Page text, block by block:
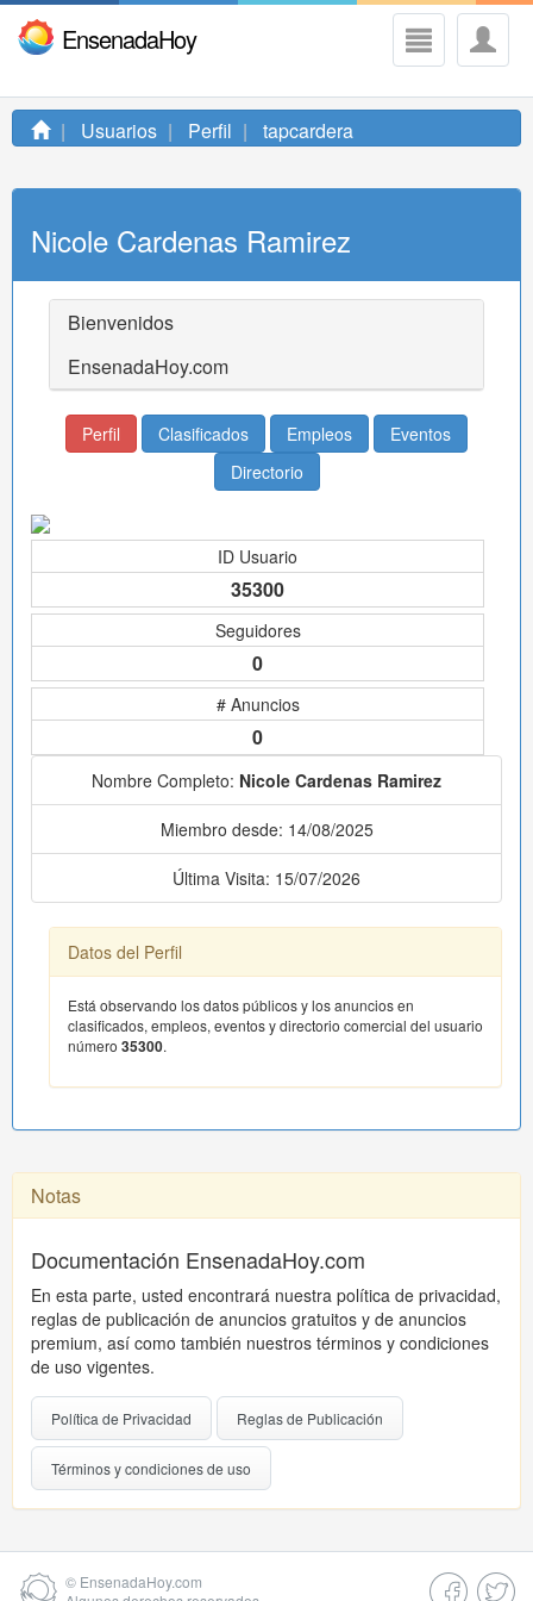
EnsenadaHoy
Usuarios Perfil tapcardera
Nicole Cardenas Ramirez
Bienvenidos
EnsenadaHoy.com
Perfil Clasificados Empleos
Eventos
Directorio
ID Usuario
35300
Seguidores
0
# Anuncios
0
Nombre Completo: Nicole Cardenas Ramirez
Miembro desde: 14/08/2025
Última Visita: 15/07/2026
Datos del Perfil
Está observando los datos públicos y los anuncios en
clasificados, empleos, eventos y directorio comercial del usuario
número 35300.
Notas
Documentación EnsenadaHoy.com
En esta parte, usted encontrará nuestra política de privacidad,
reglas de publicación de anuncios gratuitos y de anuncios
premium, así como también nuestros términos y condiciones
de uso vigentes.
Política de Privacidad Reglas de Publicación
Términos y condiciones de uso
© EnsenadaHoy.com